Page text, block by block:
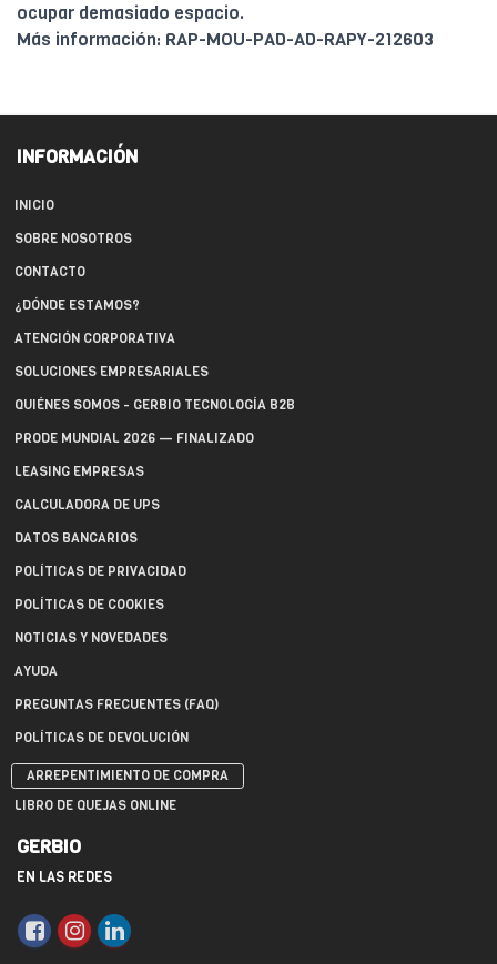
ocupar demasiado espacio.
Más información: RAP-MOU-PAD-AD-RAPY-212603
INFORMACIÓN
INICIO
SOBRE NOSOTROS
CONTACTO
¿DÓNDE ESTAMOS?
ATENCIÓN CORPORATIVA
SOLUCIONES EMPRESARIALES
QUIÉNES SOMOS - GERBIO TECNOLOGÍA B2B
PRODE MUNDIAL 2026 — FINALIZADO
LEASING EMPRESAS
CALCULADORA DE UPS
DATOS BANCARIOS
POLÍTICAS DE PRIVACIDAD
POLÍTICAS DE COOKIES
NOTICIAS Y NOVEDADES
AYUDA
PREGUNTAS FRECUENTES (FAQ)
POLÍTICAS DE DEVOLUCIÓN
ARREPENTIMIENTO DE COMPRA
LIBRO DE QUEJAS ONLINE
GERBIO
EN LAS REDES